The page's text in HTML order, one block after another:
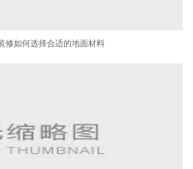
修如何选择合适的地面材料